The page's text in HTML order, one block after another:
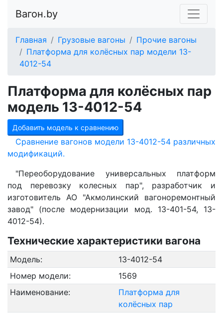
Вагон.by
Главная Грузовые вагоны
Прочие вагоны
Платформа для колёсных пар модели 13-
4012-54
Платформа для колёсных пар
модель 13-4012-54
Добавить модель к сравнению
Сравнение вагонов модели 13-4012-54 различных
модификаций.
"Переоборудование универсальных платформ
под перевозку колесных пар", разработчик и
изготовитель АО "Акмолинский вагоноремонтный
завод" (после модернизации мод. 13-401-54, 13-
4012-54).
Технические характеристики вагона
Модель:
13-4012-54
Номер модели:
1569
Наименование:
Платформа для
колёсных пар